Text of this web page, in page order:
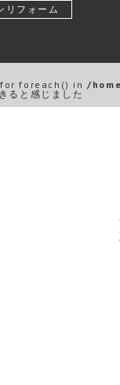
リフォーム
foreach() in/
ると感じました